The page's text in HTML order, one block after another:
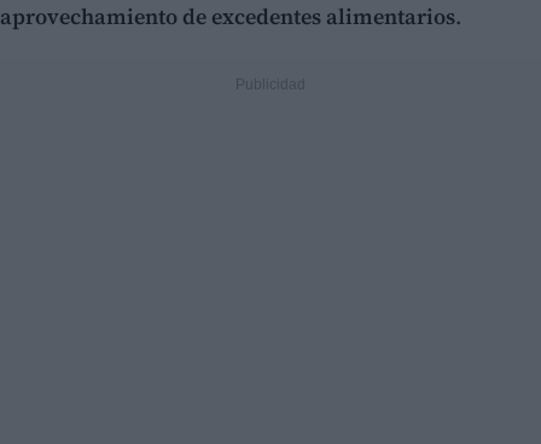
aprovechamiento de excedentes alimentarios.